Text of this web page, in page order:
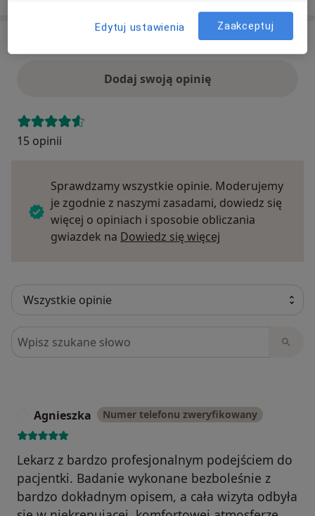
Dodaj swoją opinię
15 opinii
Sprawdzamy wszystkie opinie. Moderujemy
je zgodnie z naszymi zasadami, dowiedz się
więcej o opiniach i sposobie obliczania
gwiazdek na Dowiedz się więcej
Szukaj w opiniach
Agnieszka Numer telefonu zweryfikowany
Lekarz z bardzo profesjonalnym podejściem do
pacjentki. Badanie wykonane bezboleśnie z
bardzo dokładnym opisem, a cała wizyta odbyła
Edytuj ustawienia Zaakceptuj